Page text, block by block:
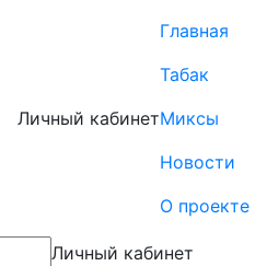
Личный кабинет
Главная
Табак
Миксы
Новости
О проекте
Личный кабинет